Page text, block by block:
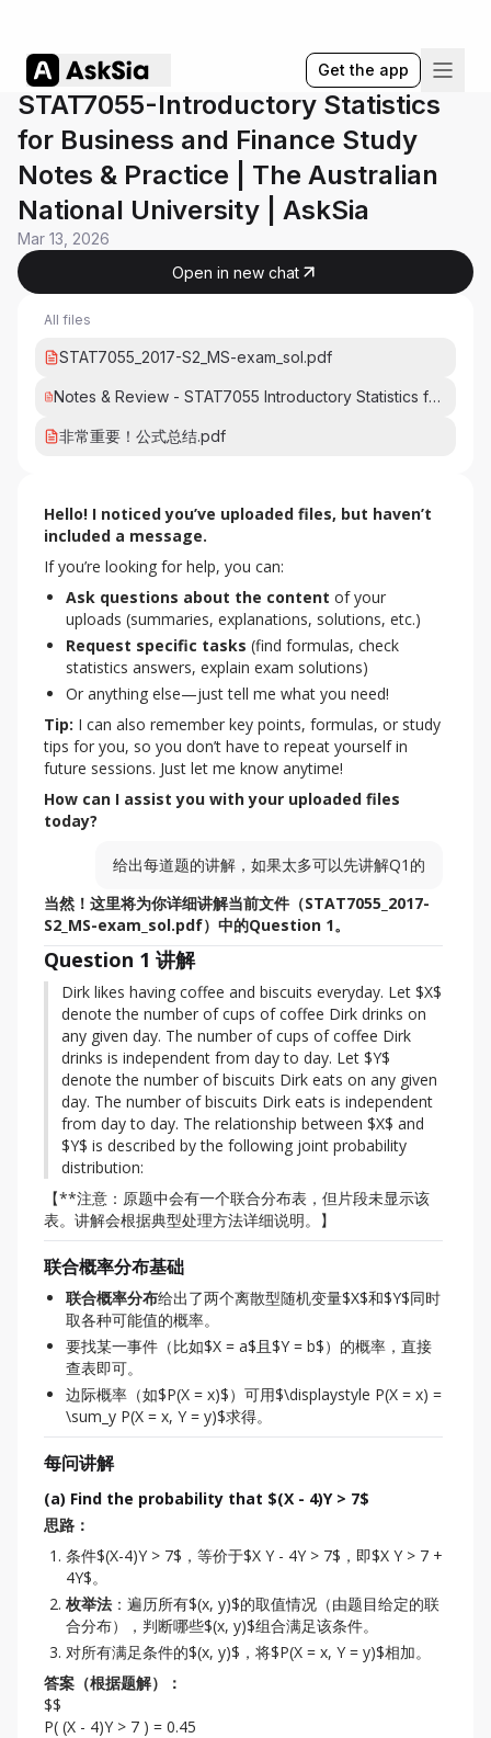
Get the app
STAT7055-Introductory Statistics
for Business and Finance Study
Notes & Practice | The Australian
National University | AskSia
Mar 13, 2026
Open in new chat
All files
STAT7055_2017-S2_MS-exam_sol.pdf
Notes & Review - STAT7055 Introductory Statistics for
非常重要！公式总结.pdf
Hello! I noticed you’ve uploaded files, but haven’t
included a message.
If you’re looking for help, you can:
Ask questions about the content of your
uploads (summaries, explanations, solutions, etc.)
Request specific tasks (find formulas, check
statistics answers, explain exam solutions)
Or anything else—just tell me what you need!
Tip: I can also remember key points, formulas, or study
tips for you, so you don’t have to repeat yourself in
future sessions. Just let me know anytime!
How can I assist you with your uploaded files
today?
给出每道题的讲解，如果太多可以先讲解Q1的
当然！这里将为你详细讲解当前文件（STAT7055_2017-
S2_MS-exam_sol.pdf）中的Question 1。
Question 1 讲解
Dirk likes having coffee and biscuits everyday. Let $X$
denote the number of cups of coffee Dirk drinks on
any given day. The number of cups of coffee Dirk
drinks is independent from day to day. Let $Y$
denote the number of biscuits Dirk eats on any given
day. The number of biscuits Dirk eats is independent
from day to day. The relationship between $X$ and
$Y$ is described by the following joint probability
distribution:
【**注意：原题中会有一个联合分布表，但片段未显示该
表。讲解会根据典型处理方法详细说明。】
联合概率分布基础
联合概率分布给出了两个离散型随机变量$X$和$Y$同时
取各种可能值的概率。
要找某一事件（比如$X = a$且$Y = b$）的概率，直接
查表即可。
边际概率（如$P(X = x)$）可用$\displaystyle P(X = x) =
\sum_y P(X = x, Y = y)$求得。
每问讲解
(a) Find the probability that $(X - 4)Y > 7$
思路：
条件$(X-4)Y > 7$，等价于$X Y - 4Y > 7$，即$X Y > 7 +
4Y$。
枚举法 ：遍历所有$(x, y)$的取值情况（由题目给定的联
合分布），判断哪些$(x, y)$组合满足该条件。
对所有满足条件的$(x, y)$，将$P(X = x, Y = y)$相加。
答案（根据题解）：
$$
P( (X - 4)Y > 7 ) = 0.45